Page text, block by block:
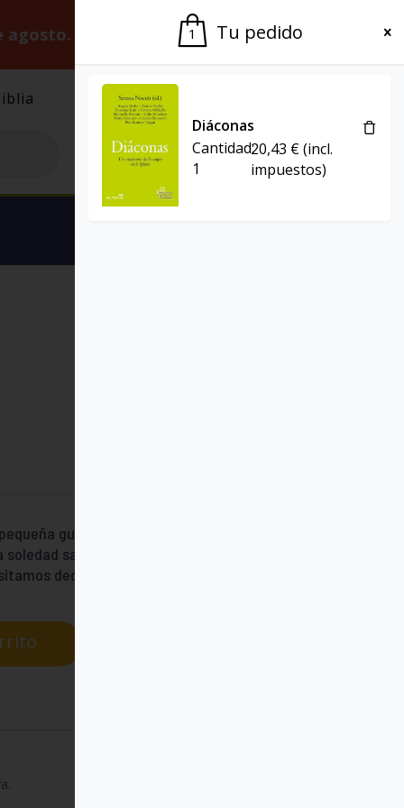
agosto. Gracias por la paciencia.
guía para dar palabras al corazón
sabe amarga, orar porque
decir que no entendemos.
1 Tu pedido
Diáconas
Cantidad:
1
20,43 €(incl.
impuestos)